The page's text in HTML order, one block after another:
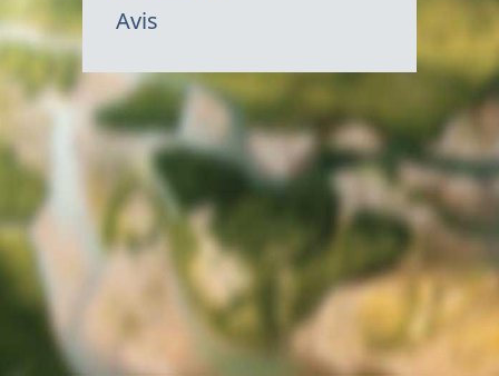
Avis
Canada